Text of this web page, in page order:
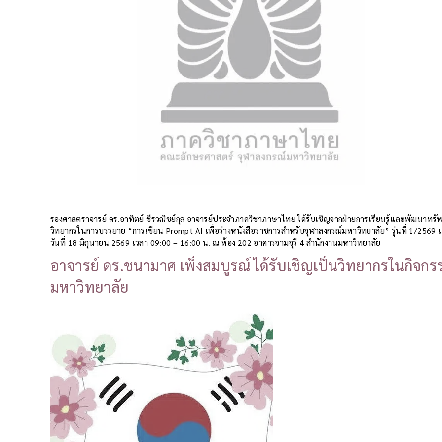
รองศาสตราจารย์ ดร.อาทิตย์ ชีรวณิชย์กุล อาจารย์ประจำภาควิชาภาษาไทย ได้รับเชิญจากฝ่ายการเรียนรู้และพัฒนา
วิทยากรในการบรรยาย “การเขียน Prompt AI เพื่อร่างหนังสือราชการสำหรับจุฬาลงกรณ์มหาวิทยาลัย” รุ่นที่ 1/
วันที่ 18 มิถุนายน 2569 เวลา 09:00 – 16:00 น. ณ ห้อง 202 อาคารจามจุรี 4 สำนักงานมหาวิทยาลัย
อาจารย์ ดร.ชนามาศ เพ็งสมบูรณ์ ได้รับเชิญเป็นวิทยากรในกิจกร
มหาวิทยาลัย